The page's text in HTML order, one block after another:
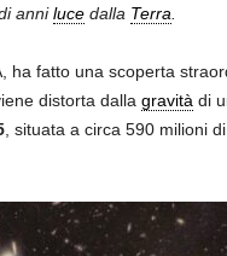
annilucedalla Terra
ha fatto una scoperta
distorta dalla gravità di
, situata a circa 590 milioni